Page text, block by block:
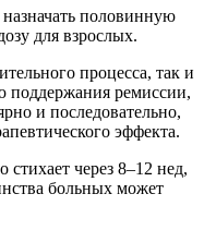
половинную
для взрослых.
процесса, так и
поддержания ремиссии,
и последовательно,
эффекта.
через 8–12 нед,
больных может